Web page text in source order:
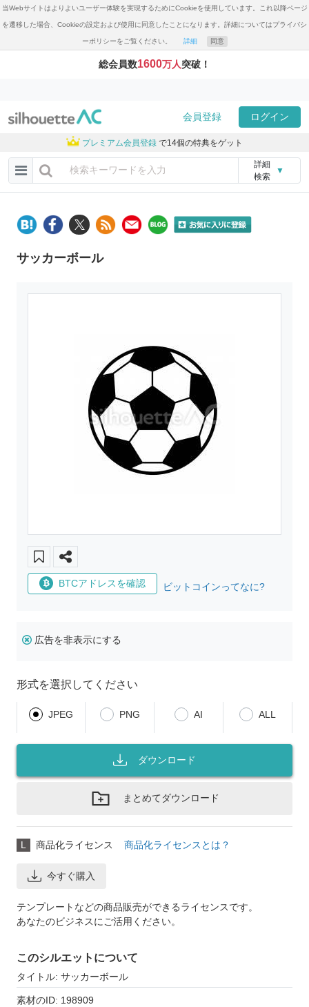
当Webサイトはよりよいユーザー体験を実現するためにCookieを使用しています。これ以降ページ
を遷移した場合、Cookieの設定および使用に同意したことになります。詳細についてはプライバシ
ーポリシーをご覧ください。 詳細 同意
総会員数1600万人突破！
会員登録 ログイン
プレミアム会員登録 で14個の特典をゲット
詳細
検索
▼
サッカーボール
BTCアドレスを確認 ビットコインってなに?
広告を非表示にする
形式を選択してください
JPEG PNG AI ALL
ダウンロード
まとめてダウンロード
L 商品化ライセンス 商品化ライセンスとは？
今すぐ購入
テンプレートなどの商品販売ができるライセンスです。
あなたのビジネスにご活用ください。
このシルエットについて
タイトル: サッカーボール
素材のID: 198909